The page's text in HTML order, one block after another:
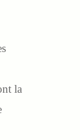
la